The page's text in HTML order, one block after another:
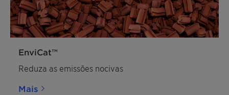
EnviCat™
Reduza as emissões nocivas
Mais